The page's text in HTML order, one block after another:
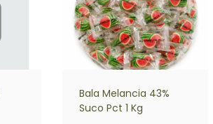
Bala Melancia 43%
Suco Pct 1 Kg